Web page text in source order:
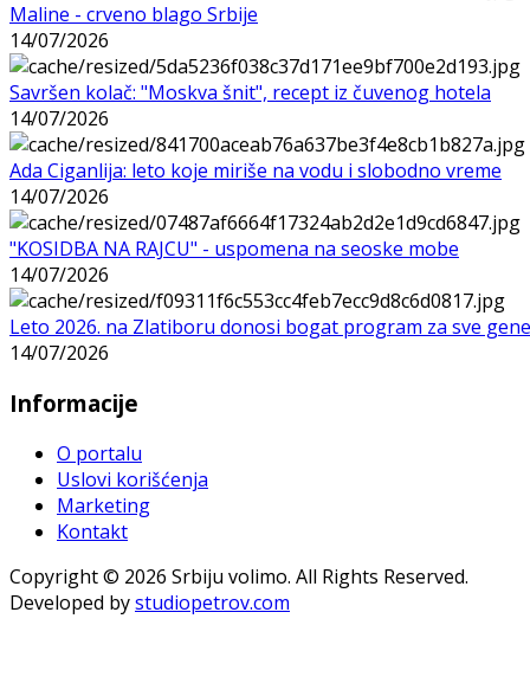
Maline - crveno blago Srbije
14/07/2026
Savršen kolač: "Moskva šnit", recept iz čuvenog hotela
14/07/2026
Ada Ciganlija: leto koje miriše na vodu i slobodno vreme
14/07/2026
"KOSIDBA NA RAJCU" - uspomena na seoske mobe
14/07/2026
Leto 2026. na Zlatiboru donosi bogat program za sve
14/07/2026
Informacije
O portalu
Uslovi korišćenja
Marketing
Kontakt
Copyright © 2026 Srbiju volimo. All Rights Reserved.
Developed bystudiopetrov.com